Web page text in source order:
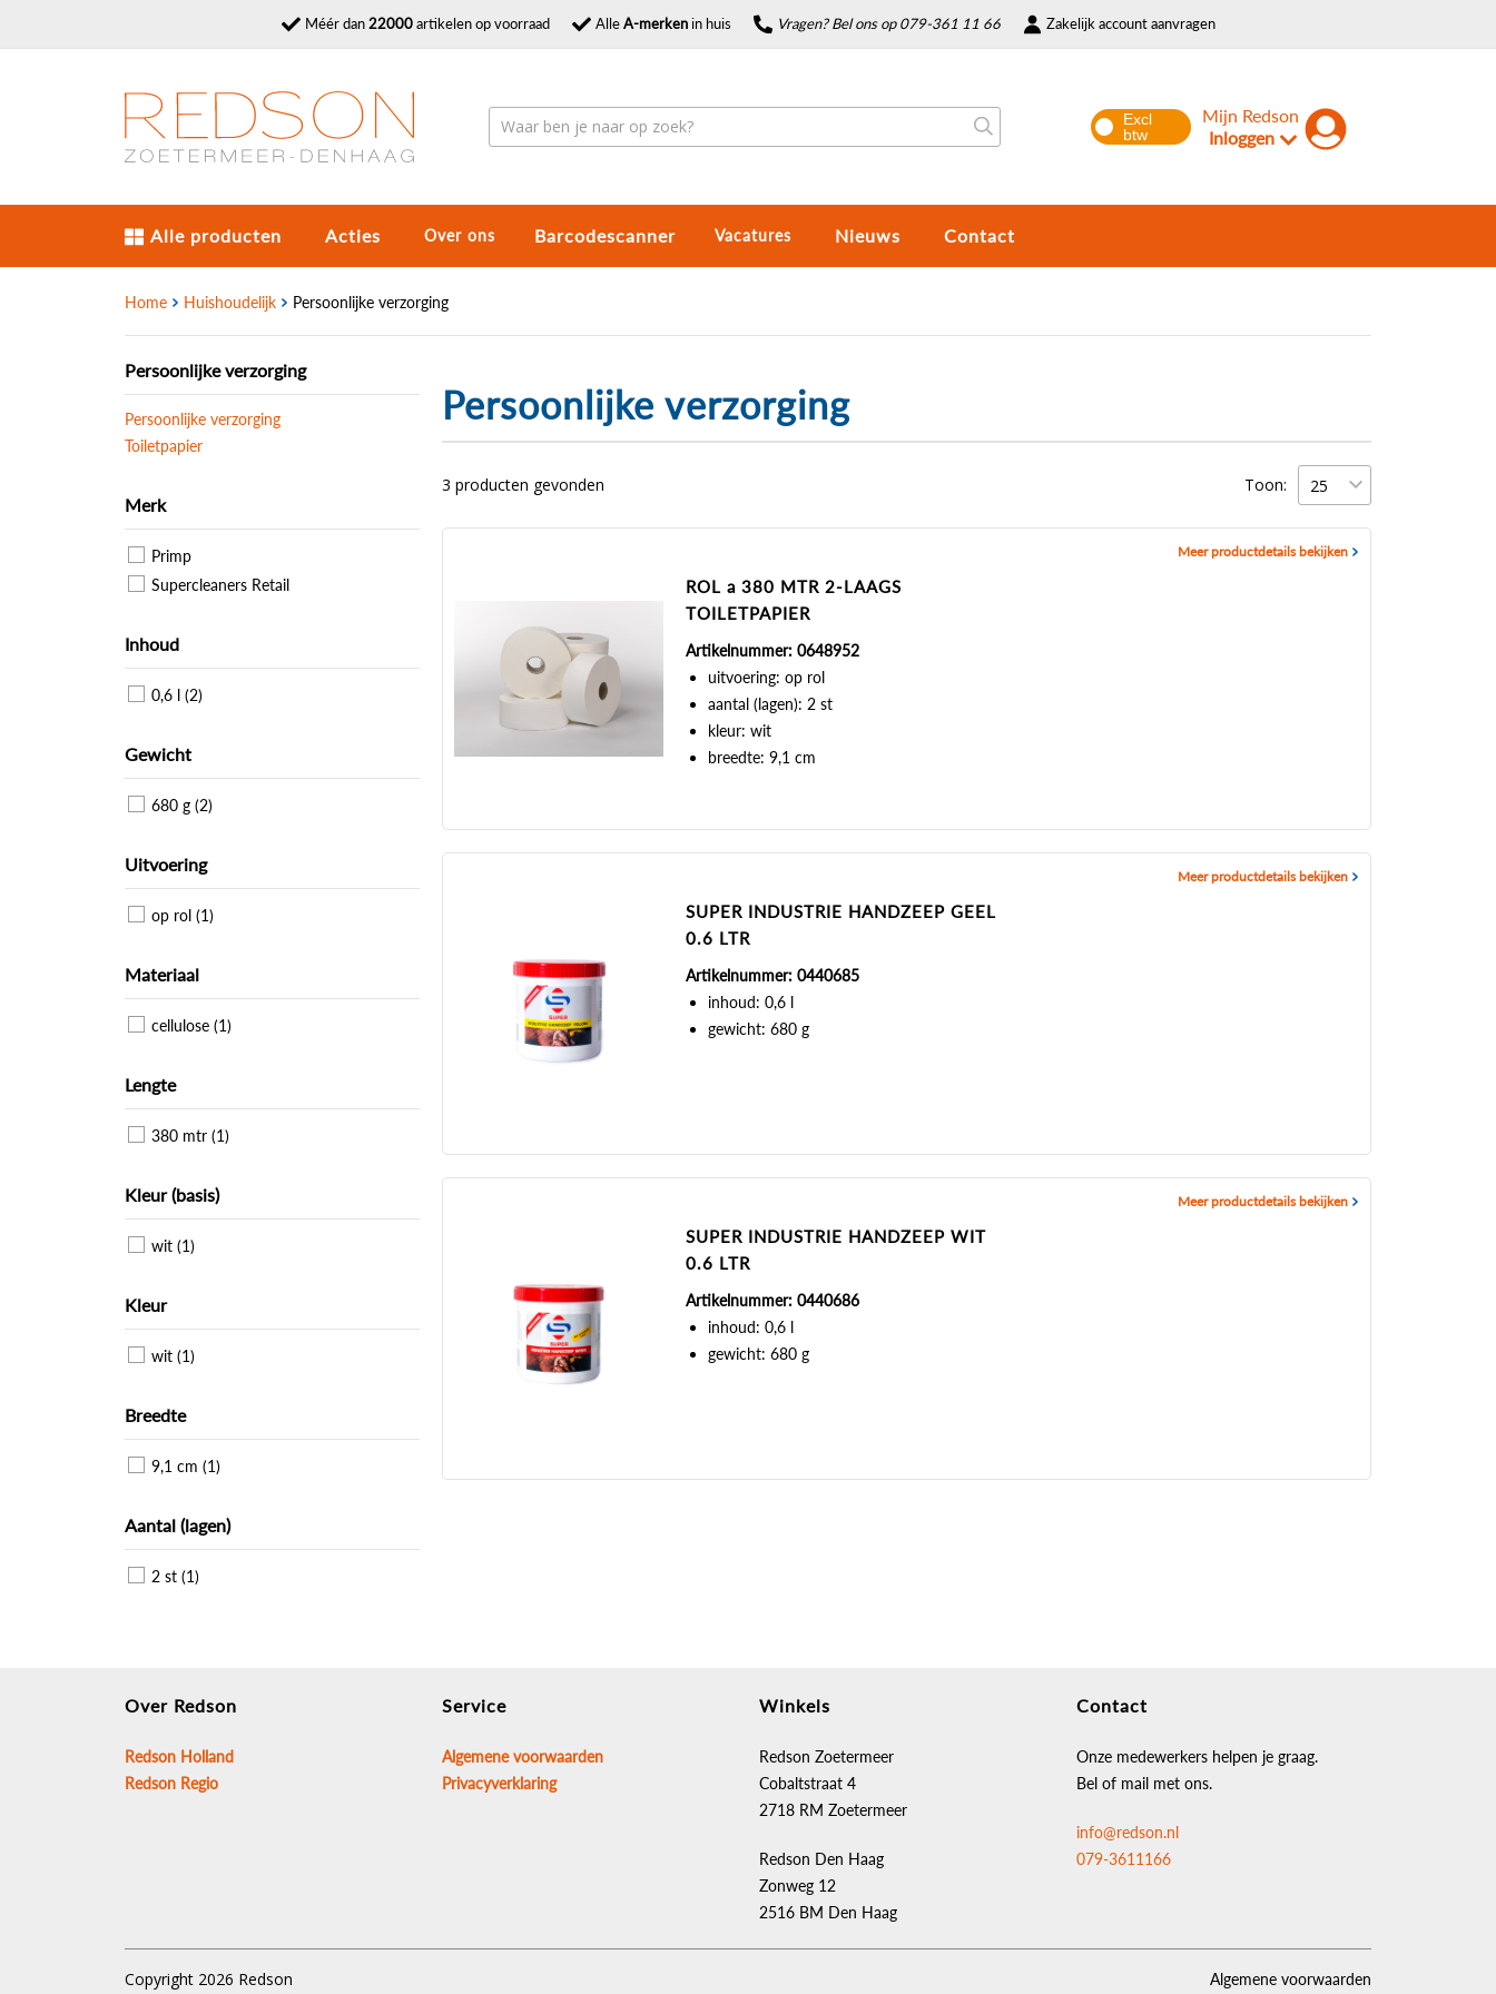
Méér dan22000artikelen op voorraad AlleA-merkenin huis Vragen? Bel ons op 079-361 11 66 Zakelijk account aanvragen
Mijn Redson
Inloggen
Alle producten Acties Over ons Barcodescanner Vacatures Nieuws Contact
Home Huishoudelijk Persoonlijke verzorging
Persoonlijke verzorging
Persoonlijke verzorging
Toiletpapier
Merk
Primp
Supercleaners Retail
Inhoud
0,6 l (2)
Gewicht
680 g (2)
Uitvoering
op rol (1)
Materiaal
cellulose (1)
Lengte
380 mtr (1)
Kleur (basis)
wit (1)
Kleur
wit (1)
Breedte
9,1 cm (1)
Aantal (lagen)
2 st (1)
Persoonlijke verzorging
3 producten gevonden Toon:
ROL a 380 MTR 2-LAAGS
TOILETPAPIER
Artikelnummer: 0648952
uitvoering: op rol
aantal (lagen): 2 st
kleur: wit
breedte: 9,1 cm
Meer productdetails bekijken
SUPER INDUSTRIE HANDZEEP GEEL
0.6 LTR
Artikelnummer: 0440685
inhoud: 0,6 l
gewicht: 680 g
Meer productdetails bekijken
SUPER INDUSTRIE HANDZEEP WIT
0.6 LTR
Artikelnummer: 0440686
inhoud: 0,6 l
gewicht: 680 g
Meer productdetails bekijken
Over Redson
Redson Holland
Redson Regio
Service
Algemene voorwaarden
Privacyverklaring
Winkels
Redson Zoetermeer
Cobaltstraat 4
2718 RM Zoetermeer
Redson Den Haag
Zonweg 12
2516 BM Den Haag
Contact
Onze medewerkers helpen je graag.
Bel of mail met ons.
info@redson.nl
079-3611166
Copyright 2026 Redson Algemene voorwaarden